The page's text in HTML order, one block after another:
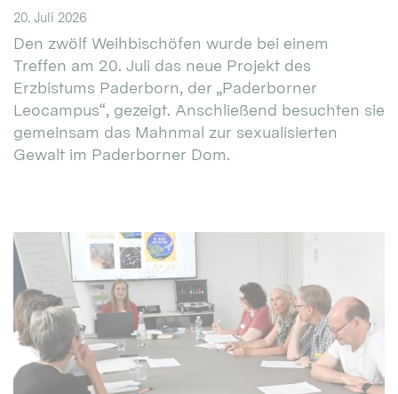
20. Juli 2026
Den zwölf Weihbischöfen wurde bei einem
Treffen am 20. Juli das neue Projekt des
Erzbistums Paderborn, der „Paderborner
Leocampus“, gezeigt. Anschließend besuchten sie
gemeinsam das Mahnmal zur sexualisierten
Gewalt im Paderborner Dom.